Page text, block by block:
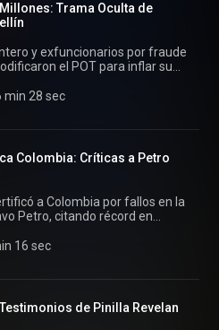
Trama Oculta de
y exfuncionarios por fraude
el POT para inflar su
Análisis de corrupción
min 28 sec
Colombia: Críticas a Petro
a Colombia por fallos en la
Petro, citando récord en
por intereses nacionales,
16 sec
de Pinilla Revelan